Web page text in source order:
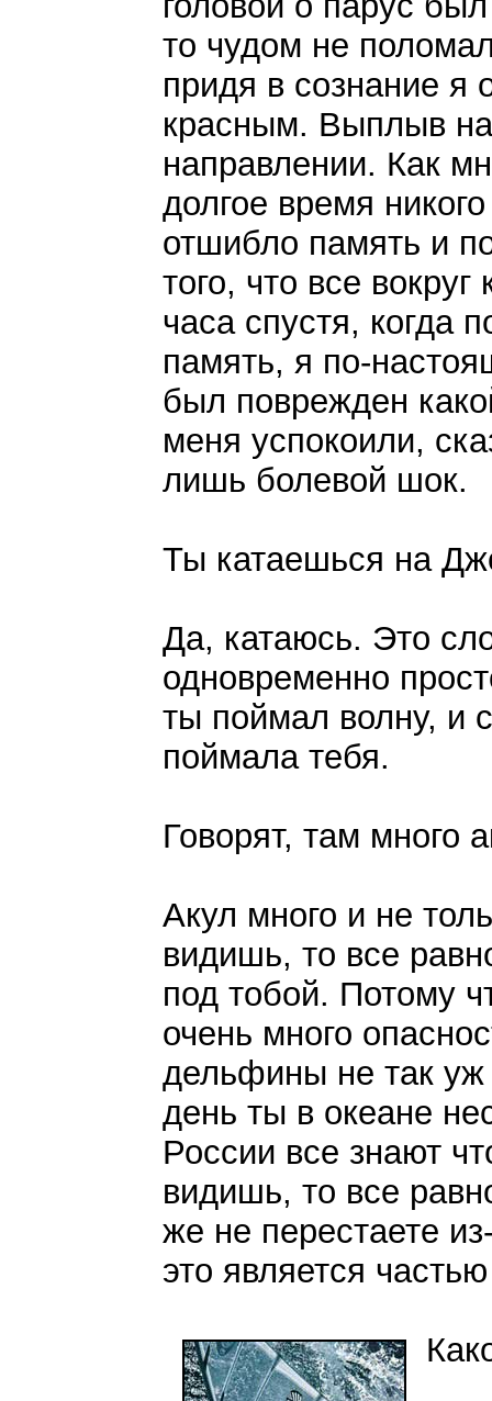
то чудом не
придя в сознание я
красным. Выплыв
направлении. Как
долгое время
отшибло память и
того, что все
часа спустя, когда
память, я по-
был поврежден
меня успокоили,
лишь болевой шок.
Ты катаешься на
Да, катаюсь. Это
одновременно
ты поймал волну, и
поймала тебя.
Говорят, там много
Акул много и не
видишь, то все
под тобой. Потому
очень много
дельфины не так
день ты в океане
России все знают
видишь, то все
же не перестаете
это является